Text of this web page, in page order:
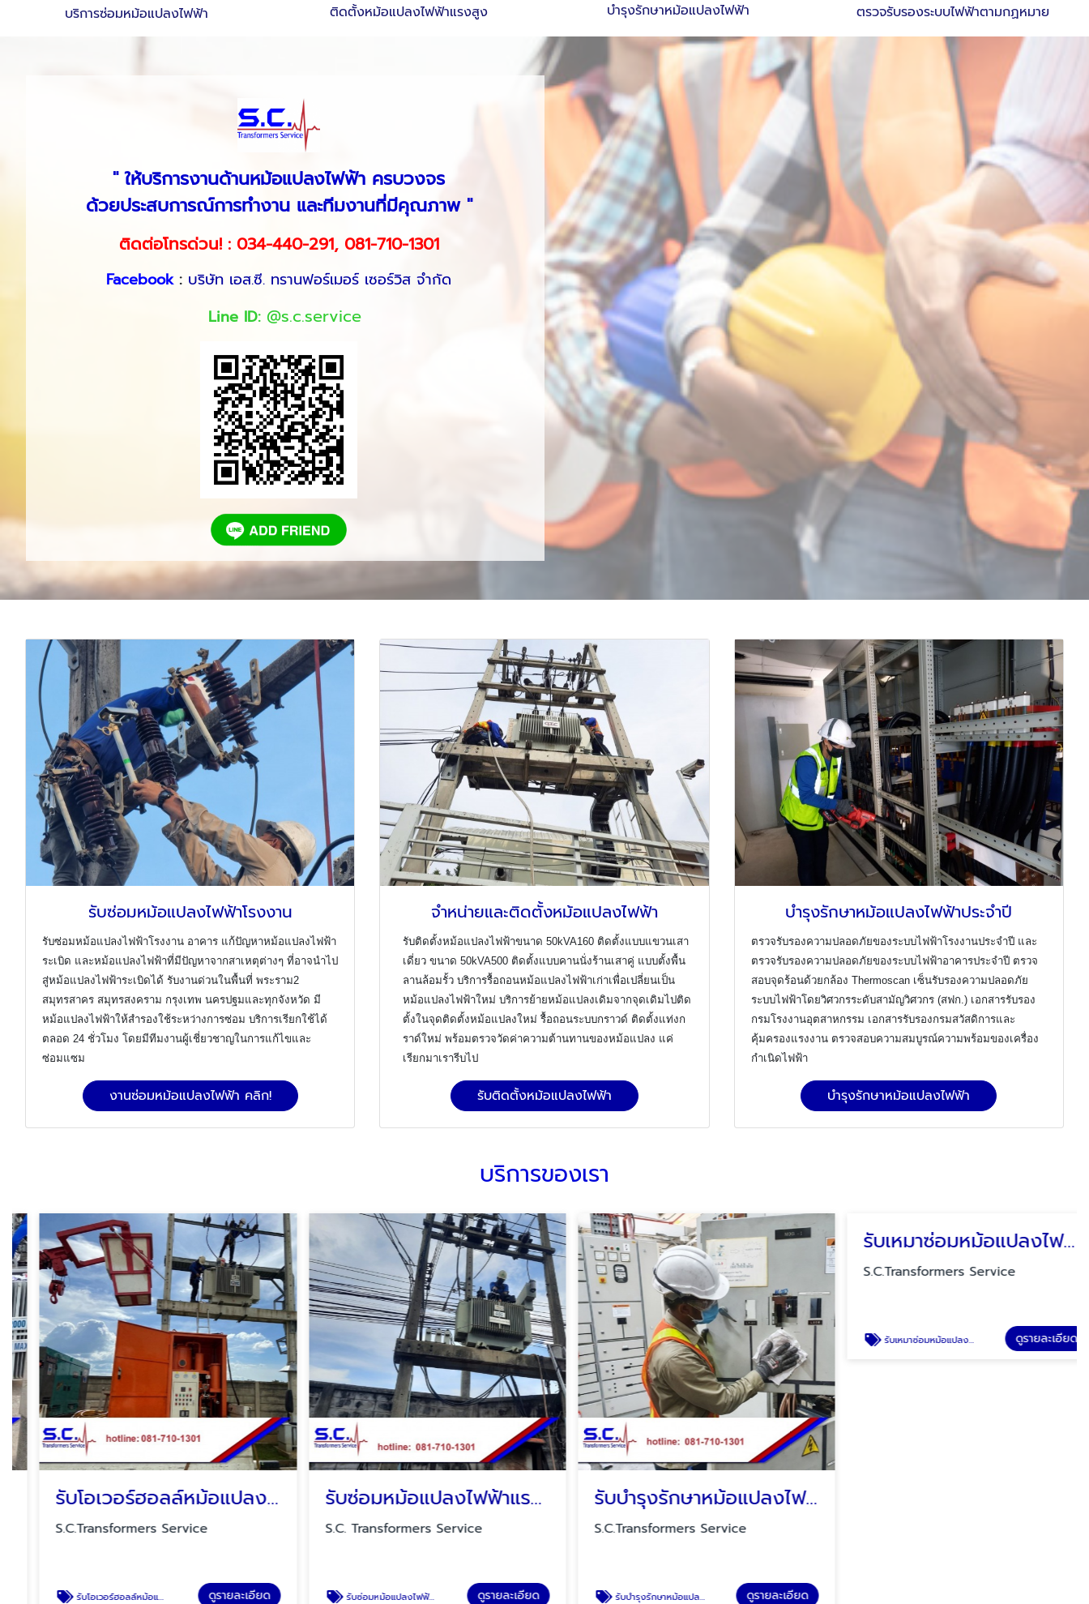
บริการซ่อมหม้อแปลงไฟฟ้า ติดตั้งหม้อแปลงไฟฟ้าแรงสูง บำรุงรักษาหม้อแปลงไฟฟ้า ตรวจรับรองระบบไฟฟ้าตามกฏหมาย
" ให้บริการงานด้านหม้อแปลงไฟฟ้า ครบวงจร
ด้วยประสบการณ์การทำงาน และทีมงานที่มีคุณภาพ "
ติดต่อโทรด่วน! : 034-440-291, 081-710-1301
Facebook : บริษัท เอส.ซี. ทรานฟอร์เมอร์ เซอร์วิส จำกัด
Line ID:​ @s.c.service
รับซ่อมหม้อแปลงไฟฟ้าโรงงาน
รับซ่อมหม้อแปลงไฟฟ้าโรงงาน อาคาร แก้ปัญหาหม้อแปลงไฟฟ้า
ระเบิด และหม้อแปลงไฟฟ้าที่มีปัญหาจากสาเหตุต่างๆ ที่อาจนำไป
สู่หม้อแปลงไฟฟ้าระเบิดได้ รับงานด่วนในพื้นที่ พระราม2
สมุทรสาคร สมุทรสงคราม กรุงเทพ นครปฐมและทุกจังหวัด มี
หม้อแปลงไฟฟ้าให้สำรองใช้ระหว่างการซ่อม บริการเรียกใช้ได้
ตลอด 24 ชั่วโมง โดยมีทีมงานผู้เชี่ยวชาญในการแก้ไขและ
ซ่อมแซม
งานซ่อมหม้อแปลงไฟฟ้า คลิก!
จำหน่ายและติดตั้งหม้อแปลงไฟฟ้า
รับติดตั้งหม้อแปลงไฟฟ้าขนาด 50kVA160 ติดตั้งแบบแขวนเสา
เดี่ยวขนาด 50kVA500 ติดตั้งแบบคานนั่งร้านเสาคู่ แบบตั้งพื้น
ลานล้อมรั้วบริการรื้อถอนหม้อแปลงไฟฟ้าเก่าเพื่อเปลี่ยนเป็น
หม้อแปลงไฟฟ้าใหม่บริการย้ายหม้อแปลงเดิมจากจุดเดิมไปติด
ตั้งในจุดติดตั้งหม้อแปลงใหม่รื้อถอนระบบกราวด์ ติดตั้งแท่งก
ราด์ใหม่ พร้อมตรวจวัดค่าความต้านทานของหม้อแปลง แค่
เรียกมาเรารีบไป
รับติดตั้งหม้อแปลงไฟฟ้า
บำรุงรักษาหม้อแปลงไฟฟ้าประจำปี
ตรวจรับรองความปลอดภัยของระบบไฟฟ้าโรงงานประจำปี และ
ตรวจรับรองความปลอดภัยของระบบไฟฟ้าอาคารประจำปี ตรวจ
สอบจุดร้อนด้วยกล้อง Thermoscan เซ็นรับรองความปลอดภัย
ระบบไฟฟ้าโดยวิศวกรระดับสามัญวิศวกร (สฟก.) เอกสารรับรอง
กรมโรงงานอุตสาหกรรม เอกสารรับรองกรมสวัสดิการและ
คุ้มครองแรงงาน ตรวจสอบความสมบูรณ์ความพร้อมของเครื่อง
กำเนิดไฟฟ้า
บำรุงรักษาหม้อแปลงไฟฟ้า
บริการของเรา
รับโอเวอร์ฮอลล์หม้อแปลงไฟฟ้าแรงสูง
S.C.Transformers Service
รับโอเวอร์ฮอลล์หม้อแปลงไฟฟ้าแรงสูง ดูรายละเอียด
รับซ่อมหม้อแปลงไฟฟ้าแรงสูง ใกล้ฉัน
S.C. Transformers Service
รับซ่อมหม้อแปลงไฟฟ้าแรงสูง ใกล้ฉัน ดูรายละเอียด
รับบำรุงรักษาหม้อแปลงไฟฟ้าและตู้ MDB
S.C.Transformers Service
รับบำรุงรักษาหม้อแปลงไฟฟ้าและตู้ MDB ดูรายละเอียด